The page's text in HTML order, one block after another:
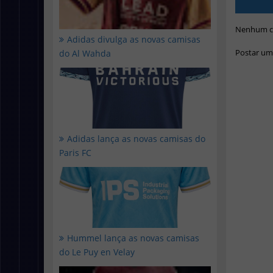
Adidas divulga as novas camisas
do Al Wahda
Adidas lança as novas camisas do
Paris FC
Hummel lança as novas camisas
do Le Puy en Velay
Nenhum
Postar